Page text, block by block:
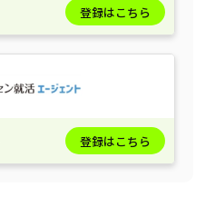
登録はこちら
登録はこちら